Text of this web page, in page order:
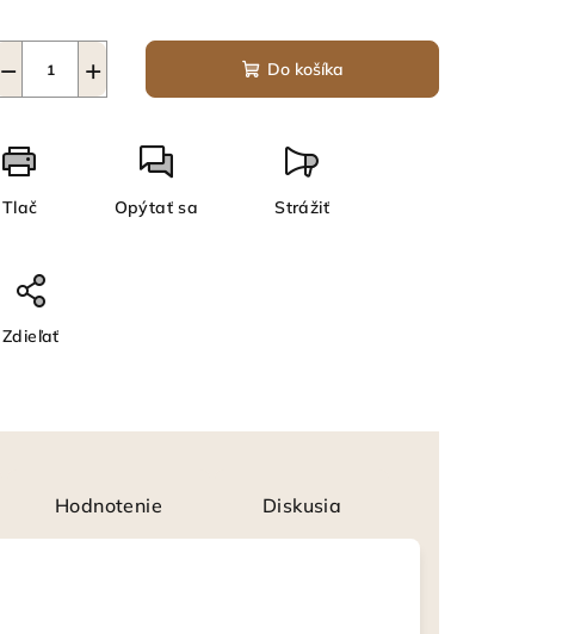
+
− Do košíka
Tlač Opýtať sa Strážiť
Zdieľať
Hodnotenie Diskusia